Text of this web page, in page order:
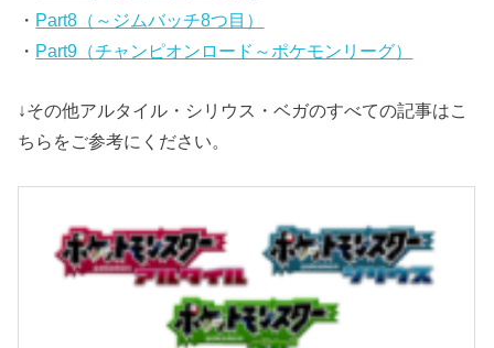
・ Part8（～ジムバッチ8つ目）
・ Part9（チャンピオンロード～ポケモンリーグ）
↓その他アルタイル・シリウス・ベガのすべての記事はこ
ちらをご参考にください。